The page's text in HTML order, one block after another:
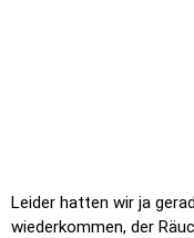
Leider hatten wir ja
wiederkommen, der